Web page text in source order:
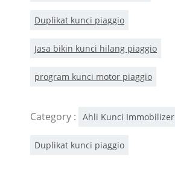
Duplikat kunci piaggio
Jasa bikin kunci hilang piaggio
program kunci motor piaggio
Category : Ahli Kunci Immobilizer
Duplikat kunci piaggio